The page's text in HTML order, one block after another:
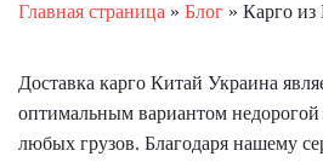
Главная страница » Блог » Карго из
Доставка карго Китай Украина
оптимальным вариантом недорогой
любых грузов. Благодаря нашему